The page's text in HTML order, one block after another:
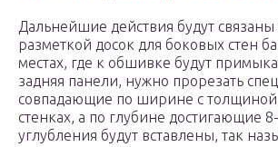
Дальнейшие действия будут связаны
разметкой досок для боковых стен
местах, где к обшивке будут
задняя панели, нужно прорезать
совпадающие по ширине с толщиной
стенках, а по глубине достигающие
углубления будут вставлены, так